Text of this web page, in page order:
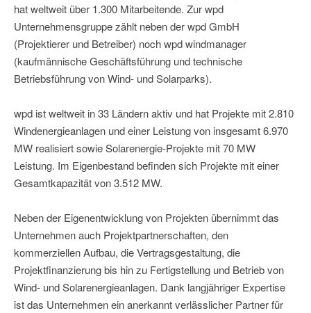
hat weltweit über 1.300 Mitarbeitende. Zur wpd
Unternehmensgruppe zählt neben der wpd GmbH
(Projektierer und Betreiber) noch wpd windmanager
(kaufmännische Geschäftsführung und technische
Betriebsführung von Wind- und Solarparks).
wpd ist weltweit in 33 Ländern aktiv und hat Projekte mit 2.810
Windenergieanlagen und einer Leistung von insgesamt 6.970
MW realisiert sowie Solarenergie-Projekte mit 70 MW
Leistung. Im Eigenbestand befinden sich Projekte mit einer
Gesamtkapazität von 3.512 MW.
Neben der Eigenentwicklung von Projekten übernimmt das
Unternehmen auch Projektpartnerschaften, den
kommerziellen Aufbau, die Vertragsgestaltung, die
Projektfinanzierung bis hin zu Fertigstellung und Betrieb von
Wind- und Solarenergieanlagen. Dank langjähriger Expertise
ist das Unternehmen ein anerkannt verlässlicher Partner für